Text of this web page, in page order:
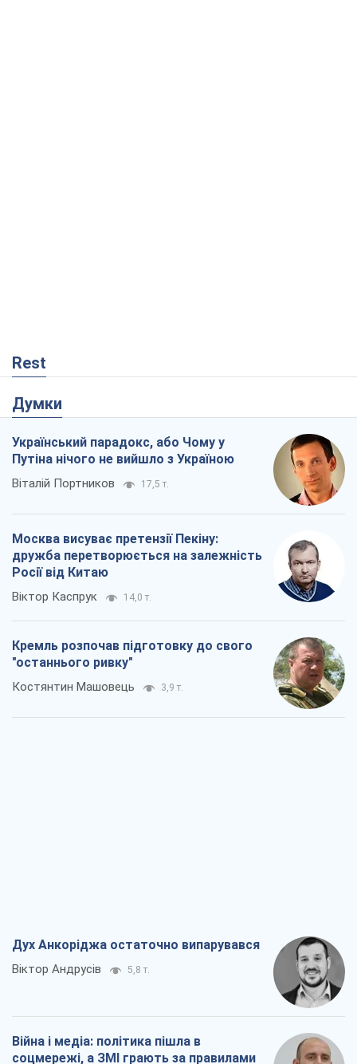
Rest
Думки
Український парадокс, або Чому у
Путіна нічого не вийшло з Україною
Віталій Портников 17,5 т.
Москва висуває претензії Пекіну:
дружба перетворюється на залежність
Росії від Китаю
Віктор Каспрук 14,0 т.
Кремль розпочав підготовку до свого
"останнього ривку"
Костянтин Машовець 3,9 т.
Дух Анкоріджа остаточно випарувався
Віктор Андрусів 5,8 т.
Війна і медіа: політика пішла в
соцмережі, а ЗМІ грають за правилами